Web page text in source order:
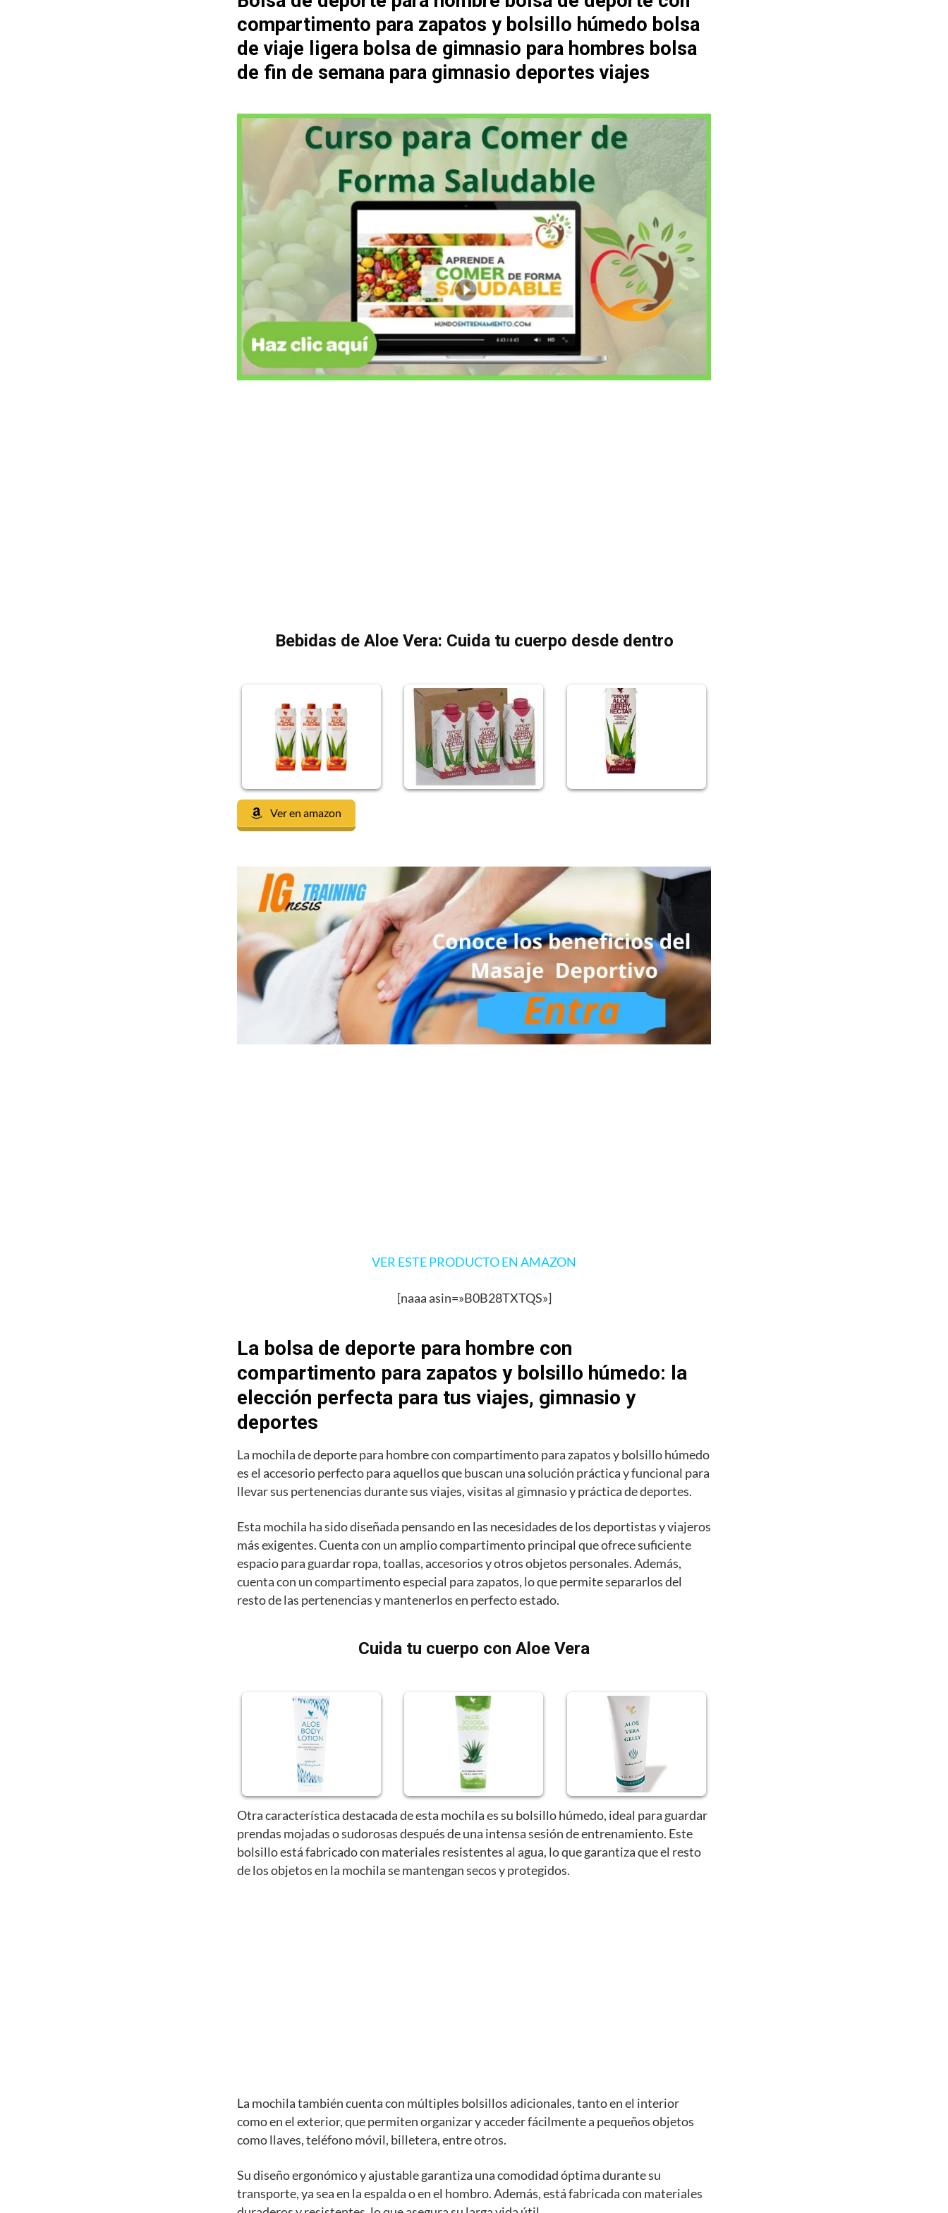
compartimento para zapatos y bolsillo húmedo bolsa
de viaje ligera bolsa de gimnasio para hombres bolsa
de fin de semana para gimnasio deportes viajes
Bebidas de Aloe Vera: Cuida tu cuerpo desde dentro
Ver en amazon
VER ESTE PRODUCTO EN AMAZON
[naaa asin=»B0B28TXTQS»]
La bolsa de deporte para hombre con
compartimento para zapatos y bolsillo húmedo: la
elección perfecta para tus viajes, gimnasio y
deportes
La mochila de deporte para hombre con compartimento para zapatos y bolsillo húmedo
es el accesorio perfecto para aquellos que buscan una solución práctica y funcional para
llevar sus pertenencias durante sus viajes, visitas al gimnasio y práctica de deportes.
Esta mochila ha sido diseñada pensando en las necesidades de los deportistas y viajeros
más exigentes. Cuenta con un amplio compartimento principal que ofrece suficiente
espacio para guardar ropa, toallas, accesorios y otros objetos personales. Además,
cuenta con un compartimento especial para zapatos, lo que permite separarlos del
resto de las pertenencias y mantenerlos en perfecto estado.
Cuida tu cuerpo con Aloe Vera
Otra característica destacada de esta mochila es su bolsillo húmedo, ideal para guardar
prendas mojadas o sudorosas después de una intensa sesión de entrenamiento. Este
bolsillo está fabricado con materiales resistentes al agua, lo que garantiza que el resto
de los objetos en la mochila se mantengan secos y protegidos.
La mochila también cuenta con múltiples bolsillos adicionales, tanto en el interior
como en el exterior, que permiten organizar y acceder fácilmente a pequeños objetos
como llaves, teléfono móvil, billetera, entre otros.
Su diseño ergonómico y ajustable garantiza una comodidad óptima durante su
transporte, ya sea en la espalda o en el hombro. Además, está fabricada con materiales